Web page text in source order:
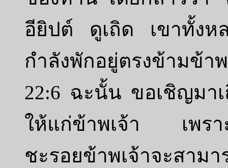
อียิปต์ ดูเถิด เขาทั้งห
กำลังพักอยู่ตรงข้ามข้าพ
22:6 ฉะนั้น ขอเชิญมา
ให้แก่ข้าพเจ้า เพราะ
ชะรอยข้าพเจ้าจะสาม